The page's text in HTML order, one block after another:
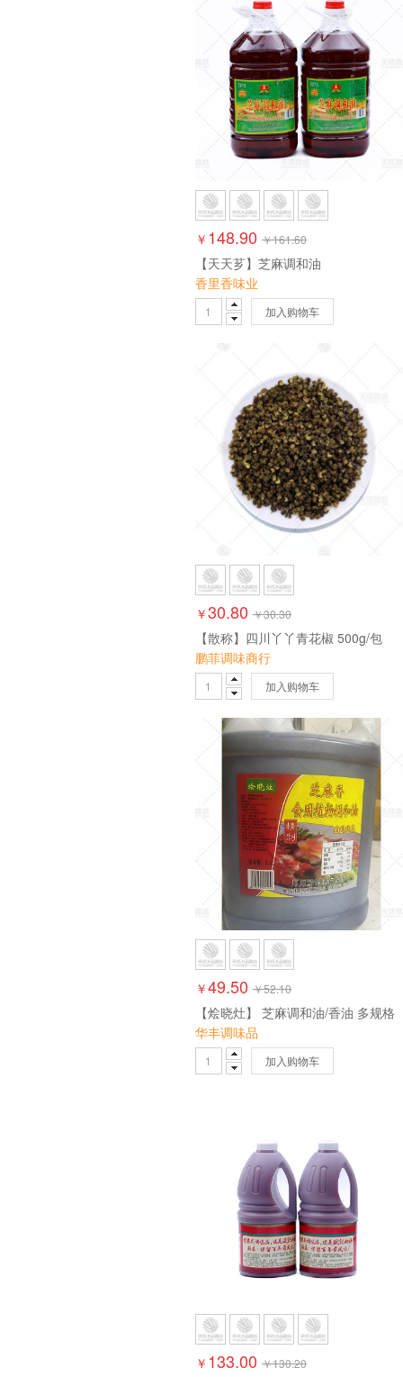
￥ 148.90 ￥161.60
【天天芗】芝麻调和油
香里香味业
加入购物车
￥30.80 ￥30.30
【散称】四川丫丫青花椒 500g/包
鹏菲调味商行
加入购物车
￥49.50 ￥52.10
【烩晓灶】 芝麻调和油/香油 多规格
华丰调味品
加入购物车
￥ 133.00 ￥130.20